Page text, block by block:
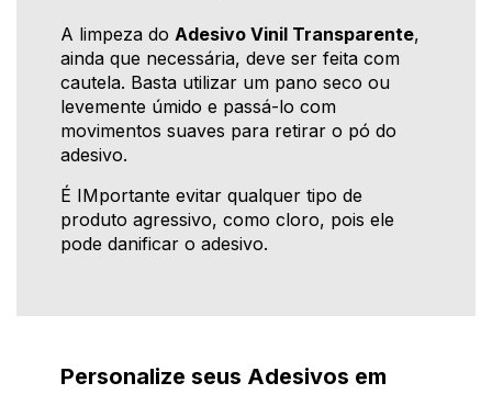
A limpeza do Adesivo Vinil Transparente,
ainda que necessária, deve ser feita com
cautela. Basta utilizar um pano seco ou
levemente úmido e passá-lo com
movimentos suaves para retirar o pó do
adesivo.
É IMportante evitar qualquer tipo de
produto agressivo, como cloro, pois ele
pode danificar o adesivo.
Personalize seus Adesivos em